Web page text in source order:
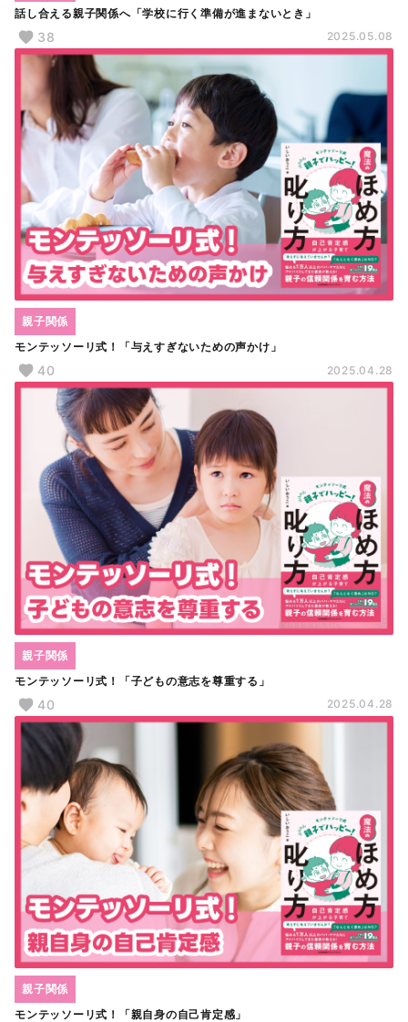
話し合える親子関係へ「学校に行く準備が進まないとき」
38 2025.05.08
モンテッソーリ式！「与えすぎないための声かけ」
親子関係
40 2025.04.28
モンテッソーリ式！「子どもの意志を尊重する」
親子関係
40 2025.04.28
モンテッソーリ式！「親自身の自己肯定感」
親子関係